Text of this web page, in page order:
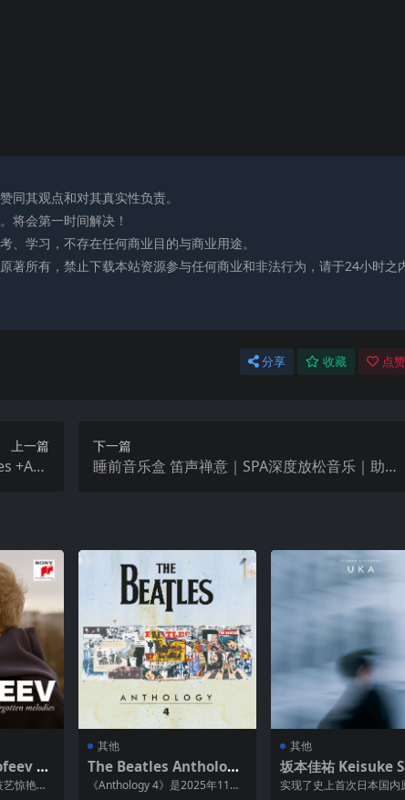
同其观点和对其真实性负责。
将会第一时间解决！
学习，不存在任何商业目的与商业用途。
著所有，禁止下载本站资源参与任何商业和非法行为，请于24小时之
分享 收藏 点
上一篇 下一篇
睡前音乐盒 笛声禅意｜SPA深度放松音乐｜助眠
–
(2
惊艳国
其他
The Beatles Anthology
4 – 2025 FLAC Hi-Res 9
《Anthology 4》是2025年11月2
其他
坂本佳祐 Keisuke
moto Uka FLAC 48kHz
实现了史上首次日本国内